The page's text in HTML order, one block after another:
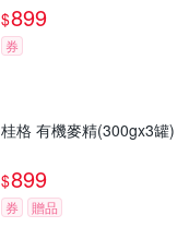
$899
券
桂格 有機麥精(300gx3罐)
$899
券 贈品